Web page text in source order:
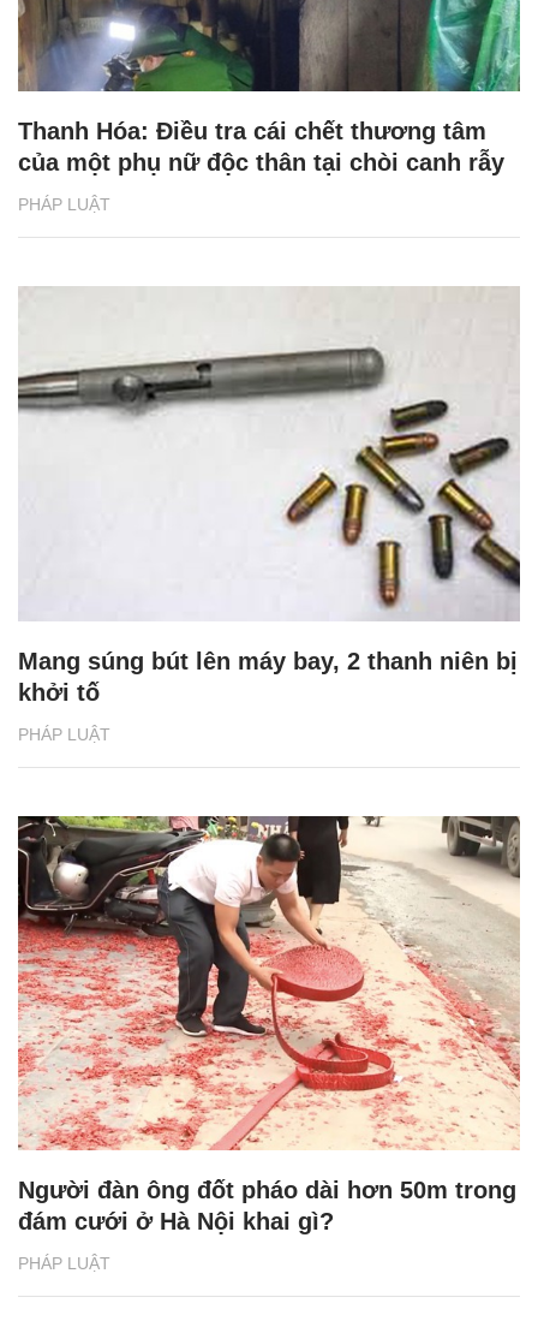
PHÁP LUẬT
Thanh Hóa: Điều tra cái chết thương tâm
của một phụ nữ độc thân tại chòi canh rẫy
PHÁP LUẬT
Mang súng bút lên máy bay, 2 thanh niên bị
khởi tố
PHÁP LUẬT
Người đàn ông đốt pháo dài hơn 50m trong
đám cưới ở Hà Nội khai gì?